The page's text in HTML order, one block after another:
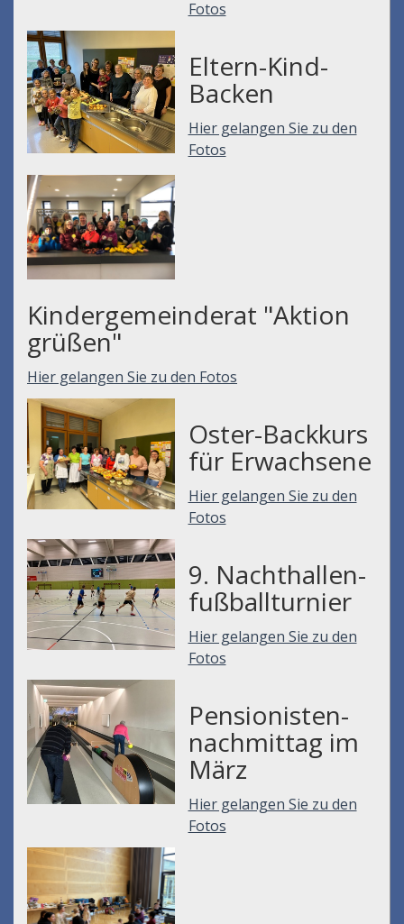
Fotos
Eltern-Kind-
Backen
Hier gelangen Sie zu den
Fotos
Kindergemeinderat "Aktion
grüßen"
Hier gelangen Sie zu den Fotos
Oster-Backkurs
für Erwachsene
Hier gelangen Sie zu den
Fotos
9. Nachthallen-
fußballturnier
Hier gelangen Sie zu den
Fotos
Pensionisten-
nachmittag im
März
Hier gelangen Sie zu den
Fotos